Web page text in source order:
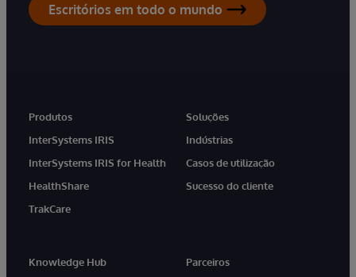
Escritórios em todo o mundo
Produtos
InterSystems IRIS
InterSystems IRIS for Health
HealthShare
TrakCare
Soluções
Indústrias
Casos de utilização
Sucesso do cliente
Knowledge Hub
Parceiros